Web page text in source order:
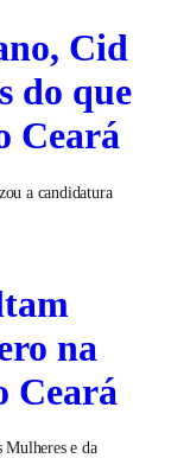
Cid
do que
Ceará
a candidatura
na
Ceará
Mulheres e da